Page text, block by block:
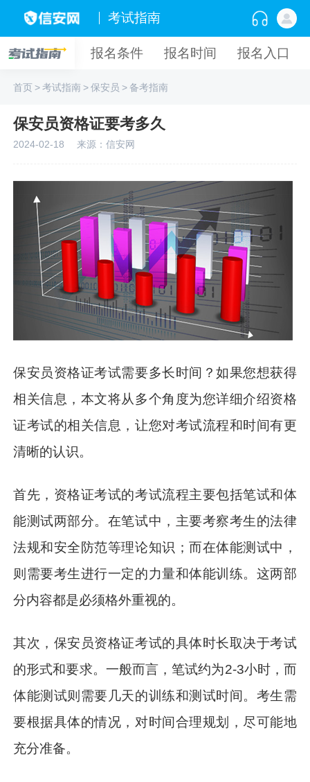
考试指南
报名条件 报名时间 报名入口
首页>考试指南>保安员 > 备考指南
保安员资格证要考多久
2024-02-18 来源：信安网
保安员资格证考试需要多长时间？如果您想获得
相关信息，本文将从多个角度为您详细介绍资格
证考试的相关信息，让您对考试流程和时间有更
清晰的认识。
首先，资格证考试的考试流程主要包括笔试和体
能测试两部分。在笔试中，主要考察考生的法律
法规和安全防范等理论知识；而在体能测试中，
则需要考生进行一定的力量和体能训练。这两部
分内容都是必须格外重视的。
其次，保安员资格证考试的具体时长取决于考试
的形式和要求。一般而言，笔试约为2-3小时，而
体能测试则需要几天的训练和测试时间。考生需
要根据具体的情况，对时间合理规划，尽可能地
充分准备。